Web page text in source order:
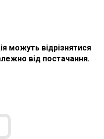
можуть відрізнятися
від постачання.